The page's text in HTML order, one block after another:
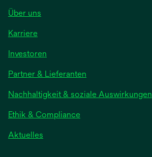
Über uns
Karriere
Investoren
einer
neuen
Registerkarte
geöffnet
Partner & Lieferanten
Nachhaltigkeit & soziale Auswirkungen
Ethik & Compliance
Aktuelles